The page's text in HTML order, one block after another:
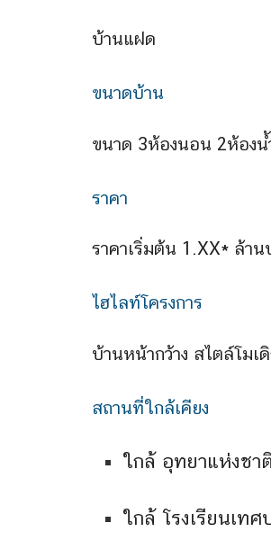
บ้านแฝด
ขนาดบ้าน
ขนาด 3ห้องนอน 2ห้อง
ราคา
ราคาเริ่มต้น 1.XX* ล้าน
ไฮไลท์โครงการ
บ้านหน้ากว้าง สไตล์โมเ
สถานที่ใกล้เคียง
ใกล้ อุทยาแห่งชา
ใกล้ โรงเรียนเท